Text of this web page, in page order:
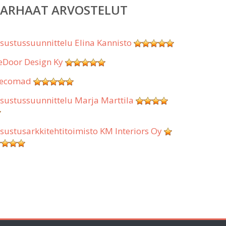
ARVOSTELUT
Elina Kannisto
Design Ky
Marja Marttila
KM Interiors Oy